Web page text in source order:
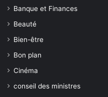
Banque et Finances
Beauté
Bien-être
Bon plan
Cinéma
conseil des ministres